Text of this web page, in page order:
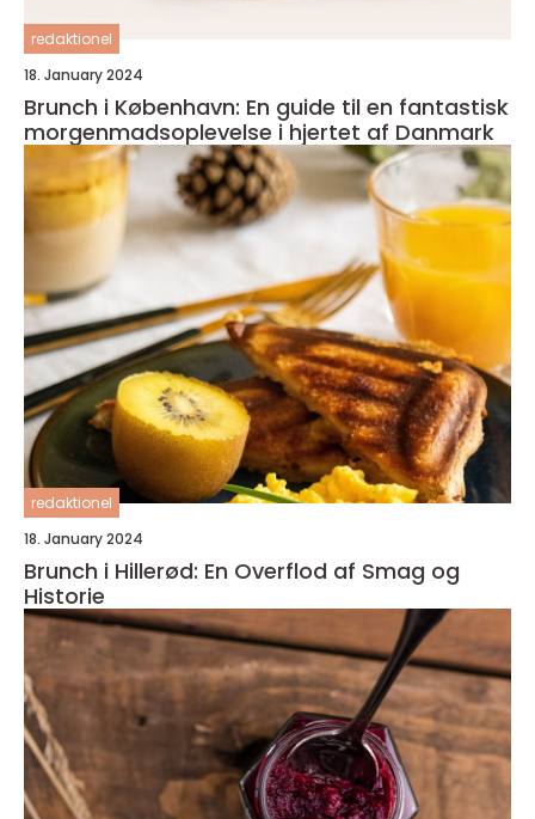
redaktionel
18. January 2024
Brunch i København: En guide til en fantastisk
morgenmadsoplevelse i hjertet af Danmark
redaktionel
18. January 2024
Brunch i Hillerød: En Overflod af Smag og
Historie